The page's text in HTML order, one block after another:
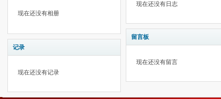
现在还没有相册
记录
现在还没有记录
现在还没有日志
留言板
现在还没有留言